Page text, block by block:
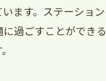
ます。ステーション
過ごすことができ